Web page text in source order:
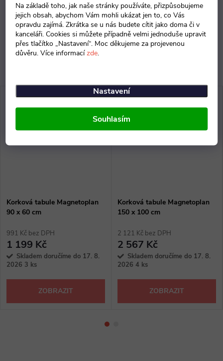
Na základě toho, jak naše stránky používáte, přizpůsobujeme
jejich obsah, abychom Vám mohli ukázat jen to, co Vás
opravdu zajímá. Zkrátka se u nás budete cítit jako doma či v
kanceláři. Cookies si můžete případně velmi jednoduše upravit
přes tlačítko „Nastavení“. Moc děkujeme za projevenou
důvěru. Více informacízde.
Nastavení
Souhlasím
Diskuse
Korková tabule Magnetoplan
90 x 60 cm
991 Kč bez DPH
1 199 Kč
Skladem doručíme do 17. 8.
2026 3 ks
ZOBRAZIT
Korková tabule Magnetoplan
150 x 100 cm
2 121 Kč bez DPH
2 567 Kč
Skladem doručíme do 17. 8.
2026 4 ks
ZOBRAZIT